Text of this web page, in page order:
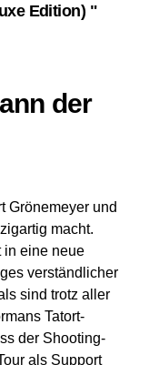
Edition) "
der
Grönemeyer und
macht.
in eine neue
verständlicher
sind trotz aller
Tatort-
der Shooting-
als Support